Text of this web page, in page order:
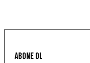
ABONE OL